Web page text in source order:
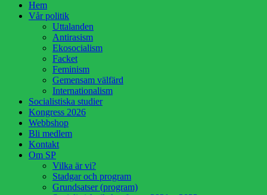
HoppaHem
Vår politik
Uttalanden
Antirasism
Ekosocialism
Facket
Feminism
Gemensam välfärd
Internationalism
Socialistiska studier
Kongress 2026
Webbshop
Bli medlem
Kontakt
Om SP
Vilka är vi?
Stadgar och program
Grundsatser (program)